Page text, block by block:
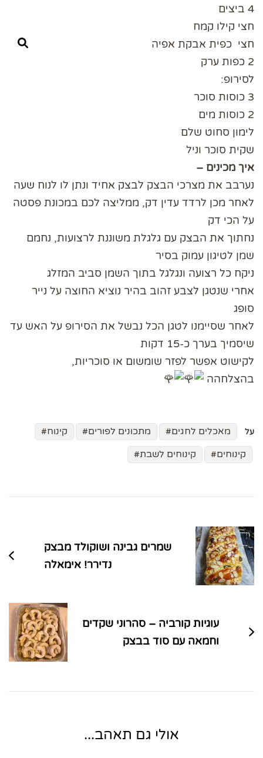
4 ביצים
חצי קילו קמח
חצי כפית אבקת אפיה
2 כפות ערק
לסירופ:
3 כוסות סוכר
2 כוסות מים
לימון סחוט שלם
שקית סוכר וניל
איך מכינים –
נערבב את מצרכי הבצק לבצק אחיד ונתן לו לנוח שעה
לאחר מכן לרדד עדין דק, ממליצה לכם במכונת פסטה
על הכי דק
נחתוך את הבצק עם גלגלת משוננת לרצועות, נחמם
שמן לטיגון עמוק בסיר
ניקח כל רצועה ונגלגל בתוך השמן סביב המזלג
אחרי שנטגן לצבע זהוב בהיר נוציא החוצה על נייר
סופג
לאחר שסיימנו לטגן הכל נבשל את הסירופ על האש עד
שיסמיך בערך כ-15 דקות
לקישוט אפשר לפזר שומשום או סוכריות,
בהצלחהה
על מאכלים לחגים מתכונים לפורים
קינוח
קינוחים
קינוחים לשבת
בפוסטים
שמרים גבינה ושוקולד מבצק
נדירר! אימאלה
עוגיות קורביה – סהרוני שקדים
וחמאה עם סוד בבצק
אולי גם תאהב...